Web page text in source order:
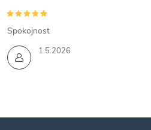
1.5.2026
Spokojnost